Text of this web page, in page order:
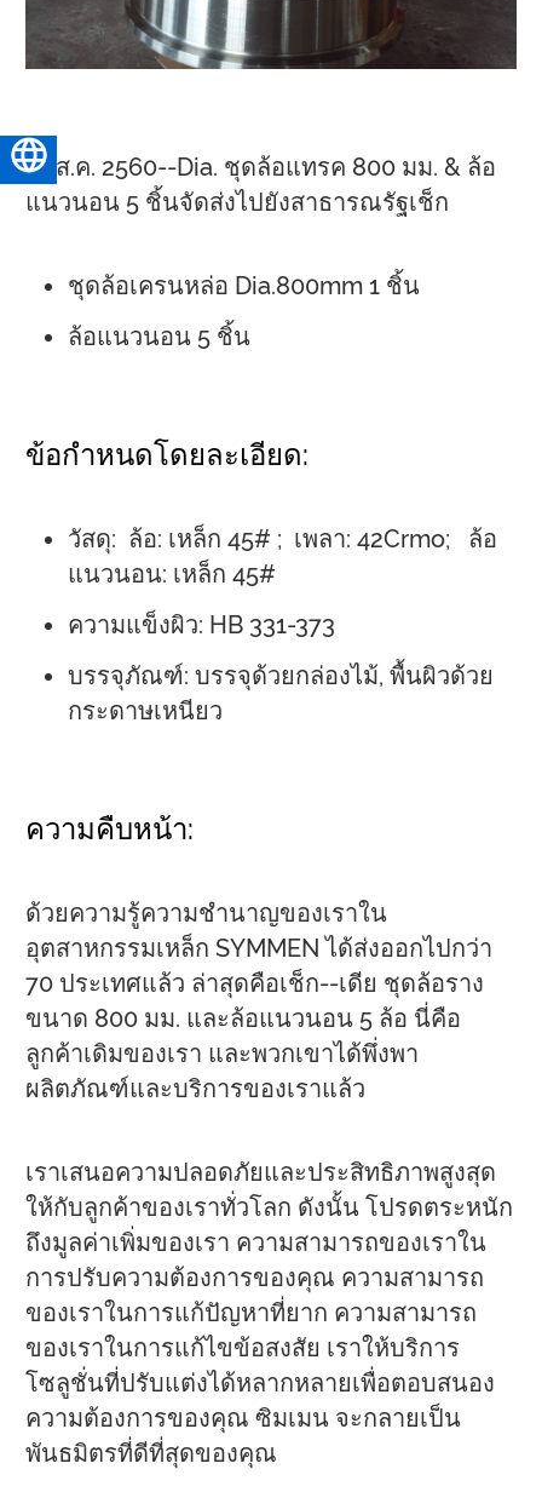
17 ส.ค. 2560--Dia. ชุดล้อแทรค 800 มม. & ล้อ
แนวนอน 5 ชิ้นจัดส่งไปยังสาธารณรัฐเช็ก
ชุดล้อเครนหล่อ Dia.800mm 1 ชิ้น
ล้อแนวนอน 5 ชิ้น
ข้อกำหนดโดยละเอียด:
วัสดุ: ล้อ: เหล็ก 45# ; เพลา: 42Crmo; ล้อ
แนวนอน: เหล็ก 45#
ความแข็งผิว: HB 331-373
บรรจุภัณฑ์: บรรจุด้วยกล่องไม้, พื้นผิวด้วย
กระดาษเหนียว
ความคืบหน้า:
ด้วยความรู้ความชำนาญของเราใน
อุตสาหกรรมเหล็ก SYMMEN ได้ส่งออกไปกว่า
70 ประเทศแล้ว ล่าสุดคือเช็ก--เดีย ชุดล้อราง
ขนาด 800 มม. และล้อแนวนอน 5 ล้อ นี่คือ
ลูกค้าเดิมของเรา และพวกเขาได้พึ่งพา
ผลิตภัณฑ์และบริการของเราแล้ว
เราเสนอความปลอดภัยและประสิทธิภาพสูงสุด
ให้กับลูกค้าของเราทั่วโลก ดังนั้น โปรดตระหนัก
ถึงมูลค่าเพิ่มของเรา ความสามารถของเราใน
การปรับความต้องการของคุณ ความสามารถ
ของเราในการแก้ปัญหาที่ยาก ความสามารถ
ของเราในการแก้ไขข้อสงสัย เราให้บริการ
โซลูชั่นที่ปรับแต่งได้หลากหลายเพื่อตอบสนอง
ความต้องการของคุณ ซิมเมน จะกลายเป็น
พันธมิตรที่ดีที่สุดของคุณ
ไทย